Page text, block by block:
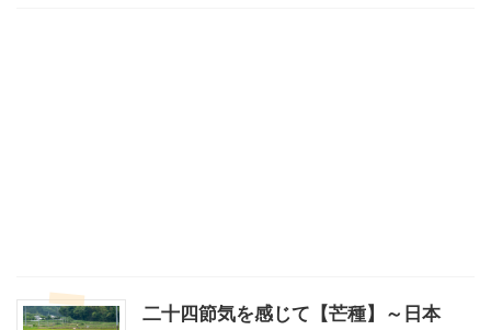
二十四節気を感じて【芒種】～日本